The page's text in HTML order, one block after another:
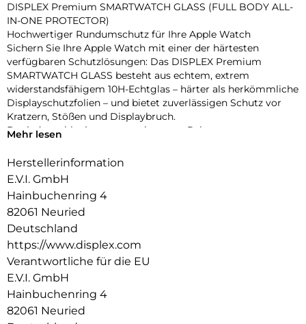
DISPLEX Premium SMARTWATCH GLASS (FULL BODY ALL-
IN-ONE PROTECTOR)
Hochwertiger Rundumschutz für Ihre Apple Watch
Sichern Sie Ihre Apple Watch mit einer der härtesten
verfügbaren Schutzlösungen: Das DISPLEX Premium
SMARTWATCH GLASS besteht aus echtem, extrem
widerstandsfähigem 10H-Echtglas – härter als herkömmliche
Displayschutzfolien – und bietet zuverlässigen Schutz vor
Kratzern, Stößen und Displaybruch.
Dank des schlanken, matt-schwarzen Rahmens aus
sondern das gesamte Gehäuse geschützt – ohne aufzutragen
umlaufende Dichtung sorgt für eine IP68-Zertifizierung, die
die Uhr effektiv vor Wasser und Staub schützt – ideal für
sportliche Aktivitäten, Outdoor-Einsätze und den täglichen
Gebrauch.
Eine High-Tech-Anti-Fingerprint-Beschichtung reduziert
Fingerabdrücke und erleichtert die Reinigung, während die
reaktionsschnelle Touch- und Button-Bedienung vollständig
erhalten bleibt. Die Uhr lässt sich zudem komfortabel laden,
ohne den Schutz entfernen zu müssen. Dank Snap-On-
Technologie ist die Montage ebenso einfach wie die
Mehr lesen
Herstellerinformation
E.V.I. GmbH
Hainbuchenring 4
82061 Neuried
Deutschland
https://www.displex.com
Verantwortliche für die EU
E.V.I. GmbH
Hainbuchenring 4
82061 Neuried